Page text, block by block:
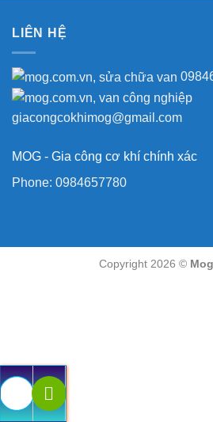
LIÊN HỆ
giacongcokhimog@gmail.com
MOG - Gia công cơ khí chính xác
Phone: 0984657780
Copyright 2026 ©